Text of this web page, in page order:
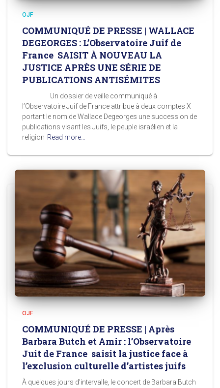
OJF
COMMUNIQUÉ DE PRESSE | WALLACE
DEGEORGES : L’Observatoire Juif de
France SAISIT À NOUVEAU LA
JUSTICE APRÈS UNE SÉRIE DE
PUBLICATIONS ANTISÉMITES
Un dossier de veille communiqué à
l’Observatoire Juif de France attribue à deux comptes X
portant le nom de Wallace Degeorges une succession de
publications visant les Juifs, le peuple israélien et la
religion Read more…
OJF
COMMUNIQUÉ DE PRESSE | Après
Barbara Butch et Amir : l’Observatoire
Juit de France saisit la justice face à
l’exclusion culturelle d’artistes juifs
À quelques jours d’intervalle, le concert de Barbara Butch